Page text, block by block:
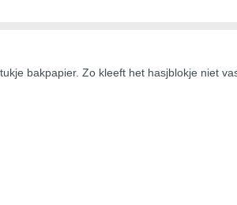
bakpapier. Zo kleeft het hasjblokje niet